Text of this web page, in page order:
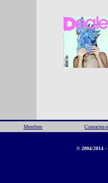
Membres Contactez-
© 2004/2014